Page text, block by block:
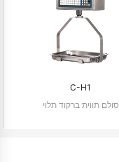
C-H1
סולם תווית ברקוד תלוי